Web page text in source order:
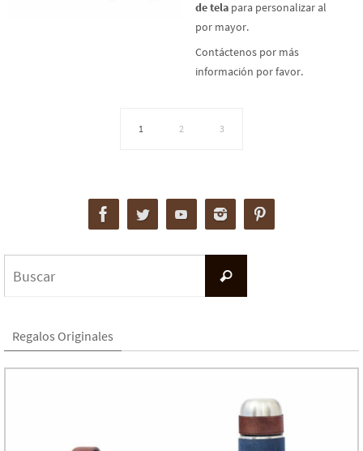
de tela para personalizar al
por mayor.
Contáctenos por más
información por favor.
1 2 3
Buscar
Regalos Originales